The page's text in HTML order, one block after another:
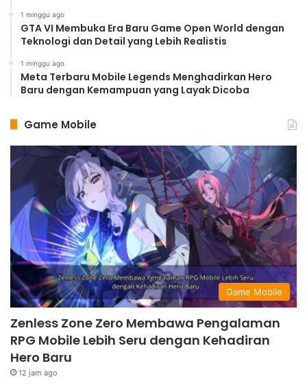
1 minggu ago
GTA VI Membuka Era Baru Game Open World dengan
Teknologi dan Detail yang Lebih Realistis
1 minggu ago
Meta Terbaru Mobile Legends Menghadirkan Hero
Baru dengan Kemampuan yang Layak Dicoba
Game Mobile
Game Mobile
Zenless Zone Zero Membawa Pengalaman
RPG Mobile Lebih Seru dengan Kehadiran
Hero Baru
12 jam ago